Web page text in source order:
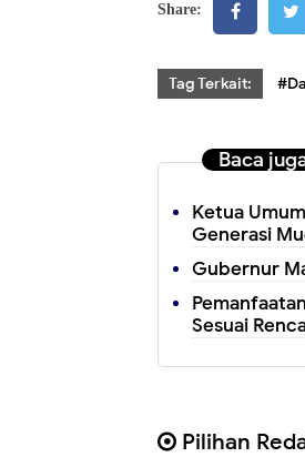
Share:
Tag Terkait:
Baca
Ketua
Generasi
Gubernur
Sesuai
Pilihan